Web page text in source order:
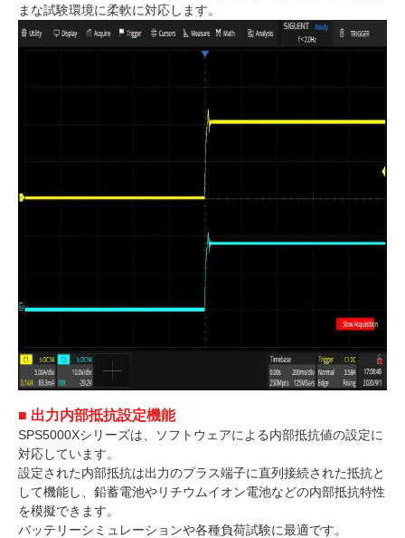
まな試験環境に柔軟に対応します。
■ 出力内部抵抗設定機能
SPS5000Xシリーズは、ソフトウェアによる内部抵抗値の設定に
対応しています。
設定された内部抵抗は出力のプラス端子に直列接続された抵抗と
して機能し、鉛蓄電池やリチウムイオン電池などの内部抵抗特性
を模擬できます。
バッテリーシミュレーションや各種負荷試験に最適です。